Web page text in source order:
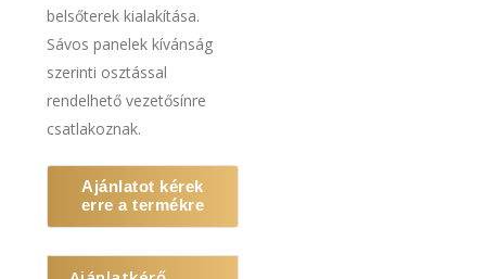
belsőterek kialakítása.
Sávos panelek kívánság
szerinti osztással
rendelhető vezetősínre
csatlakoznak.
Ajánlatot kérek
erre a termékre